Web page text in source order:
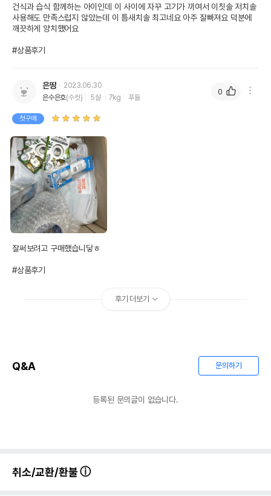
건식과 습식 함께하는 아이인데 이 사이에 자꾸 고기가 끼여서 이칫솔 저치솔
사용해도 만족스럽지 않았는데 이 틈새치솔 최고네요 아주 잘빠져요 덕분에
깨끗하게 양치했어요
#상품후기
은땽
2023.06.30
은수은호(수컷) 5살 7kg 푸들
첫구매
잘써보려고 구매했습니닿ㅎ
#상품후기
0
후기 더보기
Q&A 문의하기
등록된 문의글이 없습니다.
취소/교환/환불